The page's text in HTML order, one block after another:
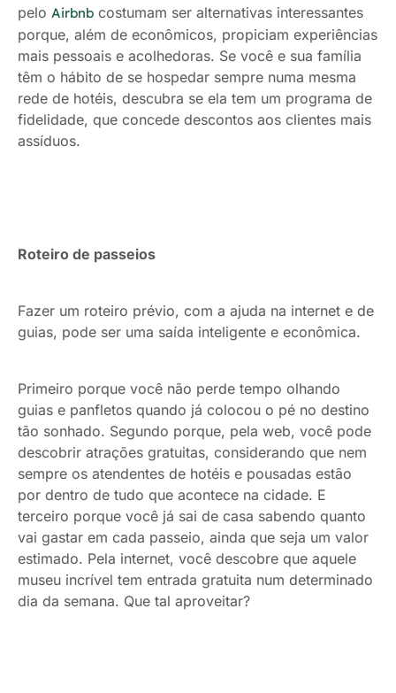
pelo Airbnb costumam ser alternativas interessantes
porque, além de econômicos, propiciam experiências
mais pessoais e acolhedoras. Se você e sua família
têm o hábito de se hospedar sempre numa mesma
rede de hotéis, descubra se ela tem um programa de
fidelidade, que concede descontos aos clientes mais
assíduos.
Roteiro de passeios
Fazer um roteiro prévio, com a ajuda na internet e de
guias, pode ser uma saída inteligente e econômica.
Primeiro porque você não perde tempo olhando
guias e panfletos quando já colocou o pé no destino
tão sonhado. Segundo porque, pela web, você pode
descobrir atrações gratuitas, considerando que nem
sempre os atendentes de hotéis e pousadas estão
por dentro de tudo que acontece na cidade. E
terceiro porque você já sai de casa sabendo quanto
vai gastar em cada passeio, ainda que seja um valor
estimado. Pela internet, você descobre que aquele
museu incrível tem entrada gratuita num determinado
dia da semana. Que tal aproveitar?